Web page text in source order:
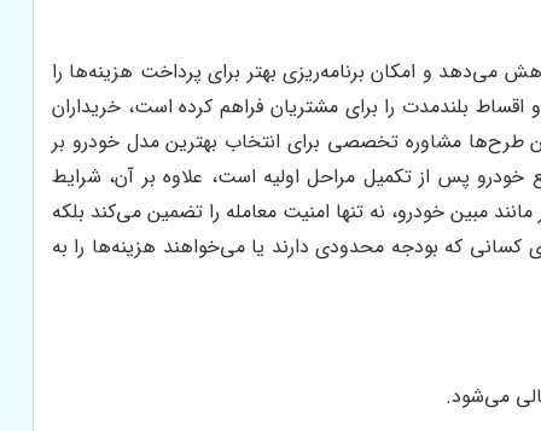
می‌دهد و امکان برنامه‌ریزی بهتر برای پرداخت هزینه‌ها را
بلندمدت را برای مشتریان فراهم کرده است، خریداران
اقساطی خریداری کنند، در این طرح‌ها مشاوره تخصصی برای انتخاب بهترین مدل خودرو بر
خودرو پس از تکمیل مراحل اولیه است، علاوه بر آن، شرایط
مبین خودرو، نه تنها امنیت معامله را تضمین می‌کند بلکه
کسانی که بودجه محدودی دارند یا می‌خواهند هزینه‌ها را به
می‌شود.